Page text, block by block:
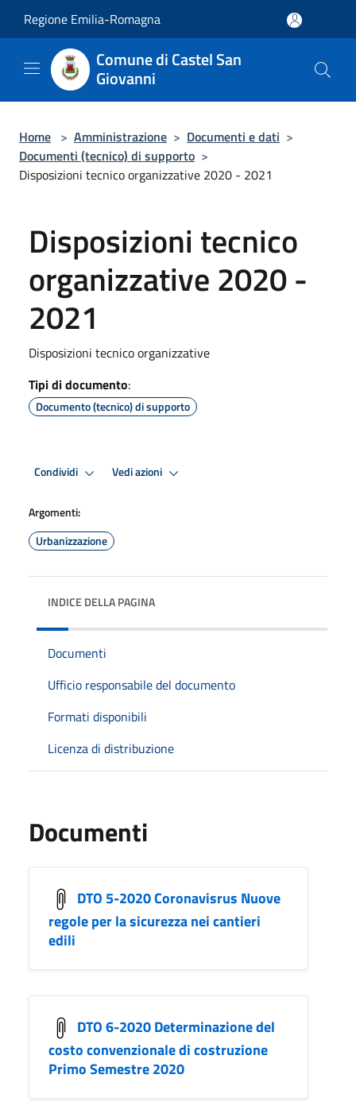
Regione Emilia-Romagna
Comune di Castel San
Giovanni
Home > Amministrazione > Documenti e dati >
Documenti (tecnico) di supporto >
Disposizioni tecnico organizzative 2020 - 2021
Disposizioni tecnico
organizzative 2020 -
2021
Disposizioni tecnico organizzative
Tipi di documento:
Documento (tecnico) di supporto
Condividi Vedi azioni
Argomenti:
Urbanizzazione
INDICE DELLA PAGINA
Documenti
Ufficio responsabile del documento
Formati disponibili
Licenza di distribuzione
Documenti
DTO 5-2020 Coronavisrus Nuove
regole per la sicurezza nei cantieri
edili
DTO 6-2020 Determinazione del
costo convenzionale di costruzione
Primo Semestre 2020